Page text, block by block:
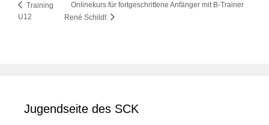
Training
U12
Onlinekurs für fortgeschrittene Anfänger mit B-Trainer
René Schildt
Jugendseite des SCK